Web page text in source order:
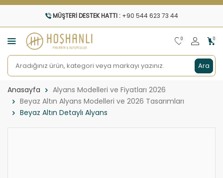
MÜŞTERI DESTEK HATTI : +90 544 623 73 44
Ara
0 0
Anasayfa
Alyans Modelleri ve Fiyatları 2026
Beyaz Altın Alyans Modelleri ve 2026 Tasarımları
Beyaz Altın Detaylı Alyans